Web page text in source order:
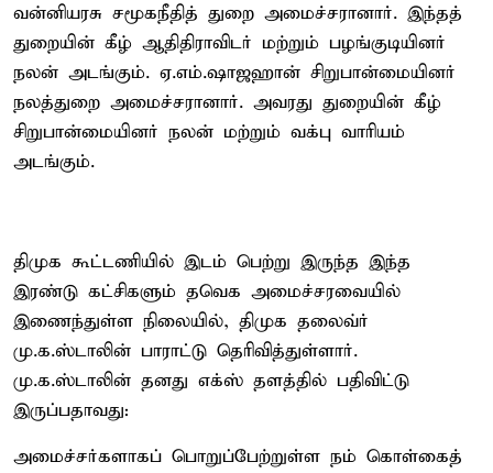
வன்னியரசு சமூகநீதித் துறை அமைச்சரானார். இந்தத்
துறையின் கீழ் ஆதிதிராவிடர் மற்றும் பழங்குடியினர்
நலன் அடங்கும். ஏ.எம்.ஷாஜஹான் சிறுபான்மையினர்
நலத்துறை அமைச்சரானார். அவரது துறையின் கீழ்
சிறுபான்மையினர் நலன் மற்றும் வக்பு வாரியம்
அடங்கும்.
திமுக கூட்டணியில் இடம் பெற்று இருந்த இந்த
இரண்டு கட்சிகளும் தவெக அமைச்சரவையில்
இணைந்துள்ள நிலையில், திமுக தலைவ்ர்
மு.க.ஸ்டாலின் பாராட்டு தெரிவித்துள்ளார்.
மு.க.ஸ்டாலின் தனது எக்ஸ் தளத்தில் பதிவிட்டு
இருப்பதாவது:
அமைச்சர்களாகப் பொறுப்பேற்றுள்ள நம் கொள்கைத்